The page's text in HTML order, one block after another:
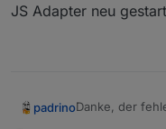
JS Adapter neu
padrinoDanke, der